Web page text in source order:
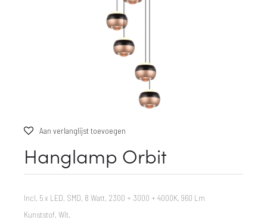
Aan verlanglijst toevoegen
Hanglamp Orbit
Incl. 5 x LED, SMD, 8 Watt, 2300 + 3000 + 4000K, 960 Lm
Kunststof, Wit,